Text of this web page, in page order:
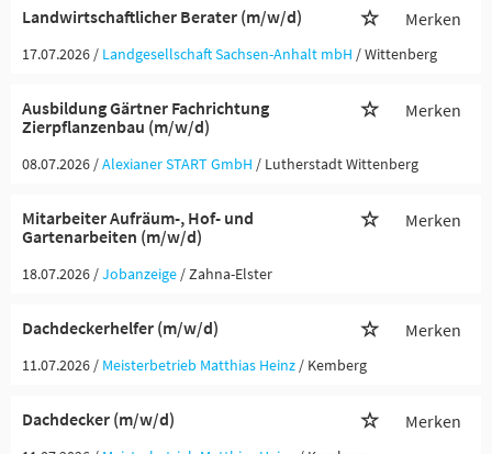
Landwirtschaftlicher Berater (m/w/d) Merken
17.07.2026 / Landgesellschaft Sachsen-Anhalt mbH / Wittenberg
Ausbildung Gärtner Fachrichtung
Zierpflanzenbau (m/w/d)
Merken
08.07.2026 /Alexianer START GmbH / Lutherstadt Wittenberg
Mitarbeiter Aufräum-, Hof- und
Gartenarbeiten (m/w/d)
Merken
18.07.2026 /Jobanzeige / Zahna-Elster
Dachdeckerhelfer (m/w/d) Merken
11.07.2026 / Meisterbetrieb Matthias Heinz / Kemberg
Dachdecker (m/w/d) Merken